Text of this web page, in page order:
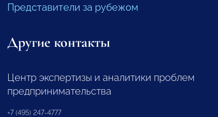
Представители за рубежом
Другие контакты
Центр экспертизы и аналитики проблем
предпринимательства
+7 (495) 247-4777